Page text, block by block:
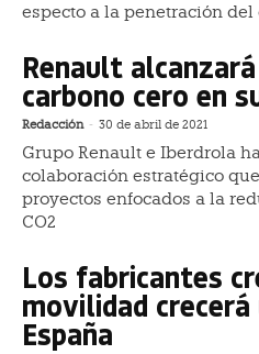
especto a la penetración del
Renault
carbono cero en
Redacción - 30 de abril de 2021
Grupo Renault e Iberdrola
colaboración estratégico
proyectos enfocados a la
CO2
Los fabricantes
movilidad crecerá
España